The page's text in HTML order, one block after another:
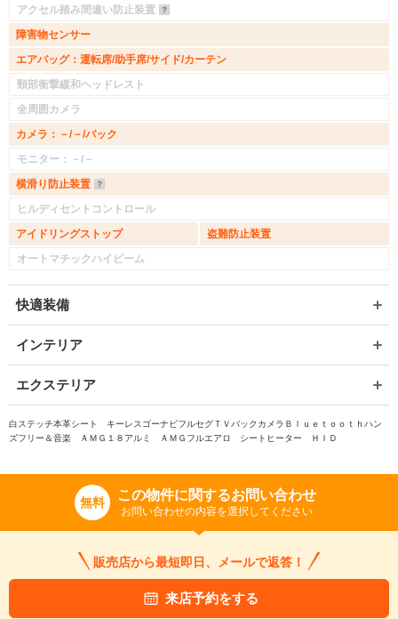
アクセル踏み間違い防止装置
障害物センサー
エアバッグ：運転席/助手席/サイド/カーテン
頸部衝撃緩和ヘッドレスト
全周囲カメラ
カメラ：－/－/バック
モニター：－/－
横滑り防止装置
ヒルディセントコントロール
アイドリングストップ
盗難防止装置
オートマチックハイビーム
快適装備
インテリア
エクステリア
白ステッチ本革シート キーレスゴーナビフルセグＴＶバックカメラＢｌｕｅｔｏｏｔｈハン
ズフリー＆音楽 ＡＭＧ１８アルミ ＡＭＧフルエアロ シートヒーター ＨＩＤ
無料 この物件に関するお問い合わせ
お問い合わせの内容を選択してください
販売店から最短即日、メールで返答！
来店予約をする